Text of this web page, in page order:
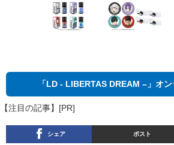
「LD - LIBERTAS DREAM –」オ
【注目の記事】[PR]
シェア ポスト